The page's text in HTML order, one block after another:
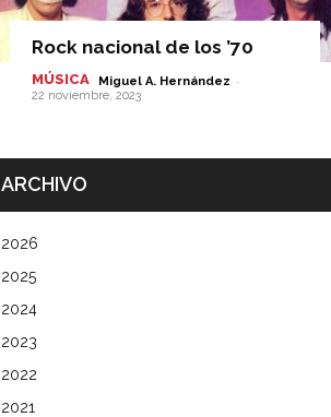
Rock nacional de los ’70
MÚSICA Miguel A. Hernández -
22 noviembre, 2023
ARCHIVO
2026
2025
2024
2023
2022
2021